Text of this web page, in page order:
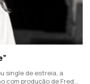
single de estreia, a
com produção de Fred